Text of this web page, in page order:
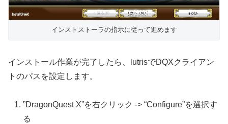
インストストーラの指示に従って進めます
インストール作業が完了したら、lutrisでDQXクライアン
トのパスを設定します。
”DragonQuest X”を右クリック -> “Configure”を選択す
る